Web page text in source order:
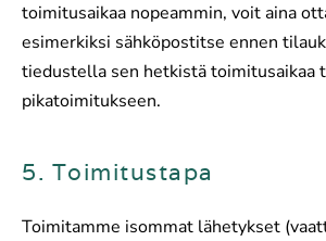
toimitusaikaa nopeammin, voit aina
esimerkiksi sähköpostitse ennen
tiedustella sen hetkistä toimitusaikaa
pikatoimitukseen.
5. Toimitustapa
Toimitamme isommat lähetykset